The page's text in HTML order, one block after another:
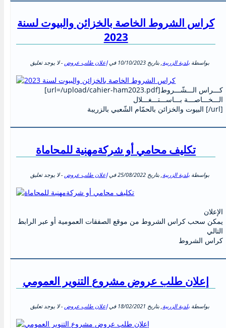
كراس الشروط الخاصة بالخزائن والبيوت لسنة
2023
بواسطةبلدية الزريبة , بتاريخ10/10/2023 فيإعلان طلب عروض - لا يوجد تعليق
[url=/upload/cahier-ham2023.pdf]كـــراس الـــشّـــروط
الـــخـــاصـــة بـــاســـتـــغـــلال
البيوت والخزائن بالحمّام الشّعبي بالزريبة [/url]
تكليف محامي أو شركةمهنية للمحاماة
بواسطةبلدية الزريبة, بتاريخ25/08/2022فيإعلان طلب عروض - لا يوجد تعليق
الإعلان
يمكن سحب كراس الشروط من موقع الصفقات العمومية أو عبر الرابط
التالي
كراس الشروط
إعلان طلب عروض مشروع التنوير العمومي
بواسطةبلدية الزريبة, بتاريخ 18/02/2021 فيإعلان طلب عروض - لا يوجد تعليق